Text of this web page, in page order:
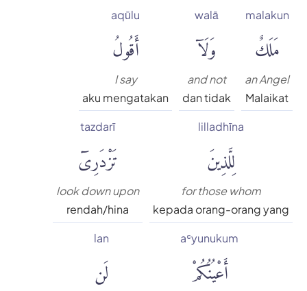
malakun
مَلَكٌ
an Angel
Malaikat
walā
وَلَآ
and not
dan tidak
aqūlu
أَقُولُ
I say
aku mengatakan
lilladhīna
لِلَّذِينَ
for those whom
kepada orang-orang yang
tazdarī
تَزْدَرِىٓ
look down upon
rendah/hina
aʿyunukum
أَعْيُنُكُمْ
lan
لَن